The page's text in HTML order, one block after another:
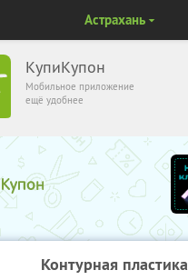
КупиКупон
Мобильное приложение
ещё удобнее
Астрахань
Контурная пластика